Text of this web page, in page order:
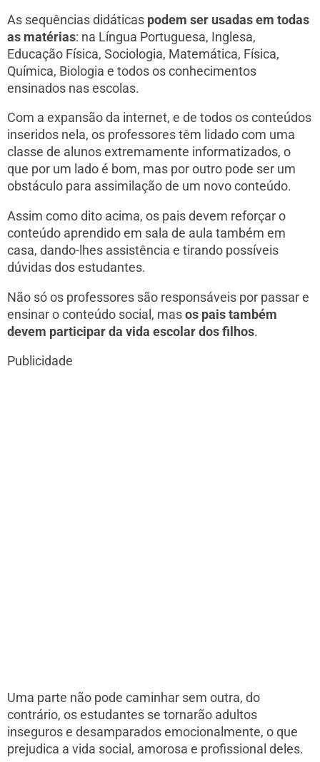
As sequências didáticas podem ser usadas em todas
as matérias: na Língua Portuguesa, Inglesa,
Educação Física, Sociologia, Matemática, Física,
Química, Biologia e todos os conhecimentos
ensinados nas escolas.
Com a expansão da internet, e de todos os conteúdos
inseridos nela, os professores têm lidado com uma
classe de alunos extremamente informatizados, o
que por um lado é bom, mas por outro pode ser um
obstáculo para assimilação de um novo conteúdo.
Assim como dito acima, os pais devem reforçar o
conteúdo aprendido em sala de aula também em
casa, dando-lhes assistência e tirando possíveis
dúvidas dos estudantes.
Não só os professores são responsáveis por passar e
ensinar o conteúdo social, mas os pais também
devem participar da vida escolar dos filhos.
Publicidade
Uma parte não pode caminhar sem outra, do
contrário, os estudantes se tornarão adultos
inseguros e desamparados emocionalmente, o que
prejudica a vida social, amorosa e profissional deles.